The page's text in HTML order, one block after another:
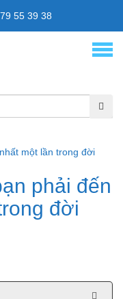
55 39 38
một lần trong đời
phải đến
đời